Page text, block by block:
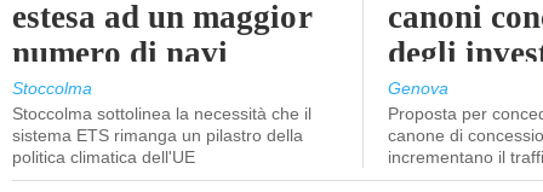
estesa ad un maggior
numero di navi
Stoccolma
Stoccolma sottolinea la necessità che il
sistema ETS rimanga un pilastro della
politica climatica dell'UE
canoni
degli
Genova
Proposta per
canone di
incrementano il